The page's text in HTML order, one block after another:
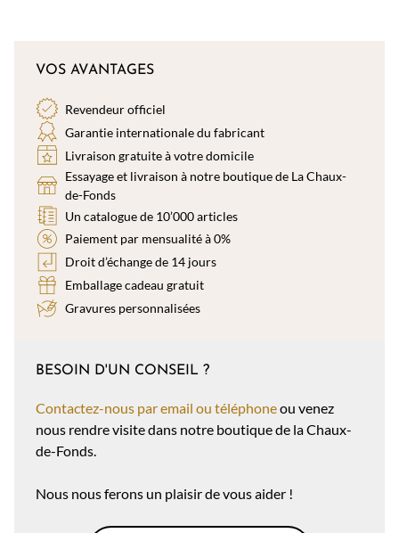
VOS AVANTAGES
Revendeur officiel
Garantie internationale du fabricant
Livraison gratuite à votre domicile
Essayage et livraison à notre boutique de La Chaux-
de-Fonds
Un catalogue de 10’000 articles
Paiement par mensualité à 0%
Droit d’échange de 14 jours
Emballage cadeau gratuit
Gravures personnalisées
BESOIN D'UN CONSEIL ?
Contactez-nous par email ou téléphoneou venez
nous rendre visite dans notre boutique de la Chaux-
de-Fonds.
Nous nous ferons un plaisir de vous aider !